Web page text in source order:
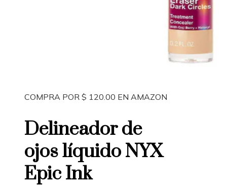
COMPRA POR $ 120.00 EN AMAZON
Delineador de
ojos líquido NYX
Epic Ink